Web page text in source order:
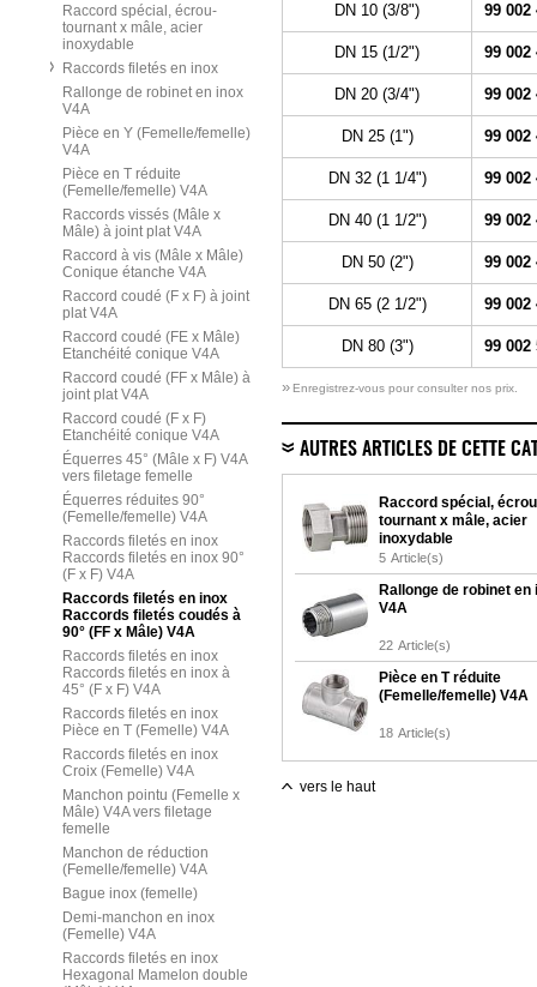
Raccord spécial, écrou-
tournant x mâle, acier
inoxydable
Raccords filetés en inox
Rallonge de robinet en inox
V4A
Pièce en Y (Femelle/femelle)
V4A
Pièce en T réduite
(Femelle/femelle) V4A
Raccords vissés (Mâle x
Mâle) à joint plat V4A
Raccord à vis (Mâle x Mâle)
Conique étanche V4A
Raccord coudé (F x F) à joint
plat V4A
Raccord coudé (FE x Mâle)
Etanchéité conique V4A
Raccord coudé (FF x Mâle) à
joint plat V4A
Raccord coudé (F x F)
Etanchéité conique V4A
Équerres 45° (Mâle x F) V4A
vers filetage femelle
Équerres réduites 90°
(Femelle/femelle) V4A
Raccords filetés en inox
Raccords filetés en inox 90°
(F x F) V4A
Raccords filetés en inox
Raccords filetés coudés à
90° (FF x Mâle) V4A
Raccords filetés en inox
Raccords filetés en inox à
45° (F x F) V4A
Raccords filetés en inox
Pièce en T (Femelle) V4A
Raccords filetés en inox
Croix (Femelle) V4A
Manchon pointu (Femelle x
Mâle) V4A vers filetage
femelle
Manchon de réduction
(Femelle/femelle) V4A
Bague inox (femelle)
Demi-manchon en inox
(Femelle) V4A
Raccords filetés en inox
Hexagonal Mamelon double
DN 10 (3/8") 99 002
DN 15 (1/2") 99 002
DN 20 (3/4") 99 002
DN 25 (1") 99 002
DN 32 (1 1/4") 99 002
DN 40 (1 1/2") 99 002
DN 50 (2") 99 002
DN 65 (2 1/2") 99 002
DN 80 (3") 99 002
» Enregistrez-vous pour consulter nos prix.
AUTRES ARTICLES DE CETTE
Raccord spécial,
tournant x mâle, acier
inoxydable
5 Article(s)
Rallonge de robinet en
V4A
22 Article(s)
Pièce en T réduite
(Femelle/femelle) V4A
18 Article(s)
vers le haut